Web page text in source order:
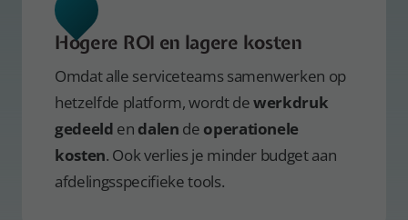
Hogere ROI en lagere kosten
Omdat alle serviceteams samenwerken op
hetzelfde platform, wordt dewerkdruk
gedeeld en dalen de operationele
kosten. Ook verlies je minder budget aan
afdelingsspecifieke tools.